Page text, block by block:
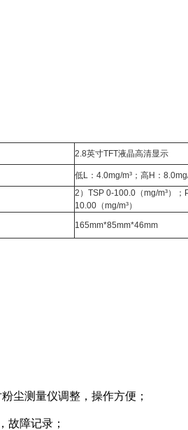
2.8英寸TFT液晶高清显示
低L：4.0mg/m³；高H：
2）TSP 0-100.0（mg/m³）
10.00（mg/m³）
165mm*85mm*46mm
尘测量仪调整，操作方便；
故障记录；